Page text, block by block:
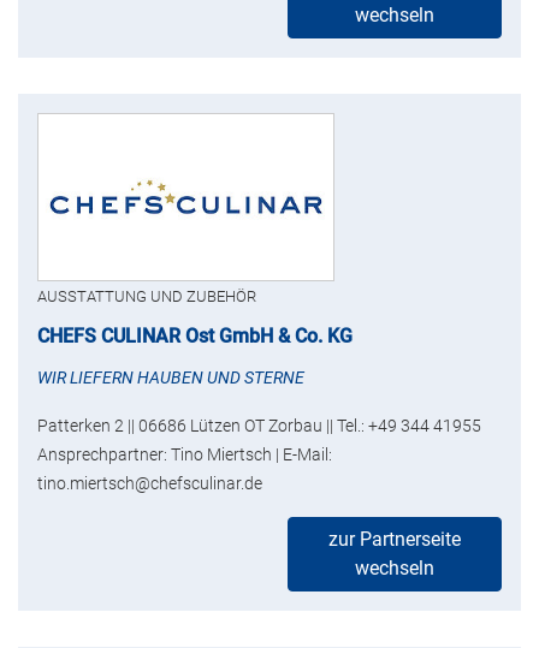
wechseln
AUSSTATTUNG UND ZUBEHÖR
CHEFS CULINAR Ost GmbH & Co. KG
WIR LIEFERN HAUBEN UND STERNE
Patterken 2 || 06686 Lützen OT Zorbau || Tel.: +49 344 41955
Ansprechpartner: Tino Miertsch | E-Mail:
tino.miertsch@chefsculinar.de
zur Partnerseite
wechseln